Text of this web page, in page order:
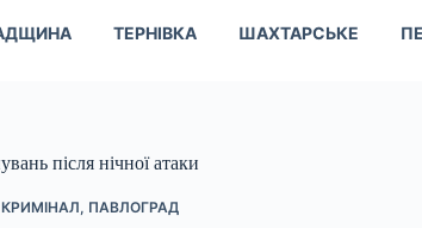
ТЕРНІВКА ШАХТАРСЬКЕ
після нічної атаки
КРИМІНАЛ, ПАВЛОГРАД